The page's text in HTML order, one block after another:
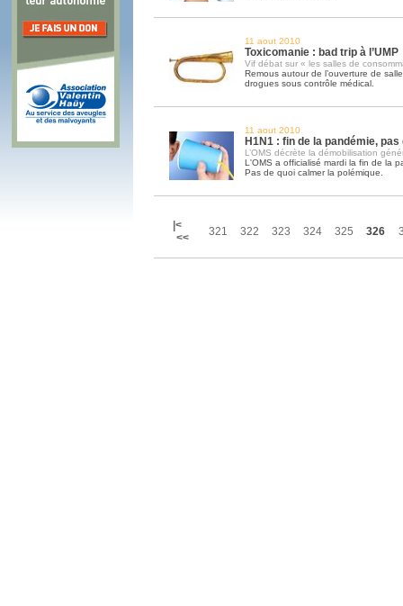
11 aout 2010
Toxicomanie : bad trip à l’UMP
Vif débat sur « les salles de
Remous autour de l’ouverture de
drogues sous contrôle médical.
11 aout 2010
H1N1 : fin de la pandémie,
L’OMS décrète la démobilisation
L'OMS a officialisé mardi la fin de la
Pas de quoi calmer la polémique.
|<
<<
321 322 323 324 325 326